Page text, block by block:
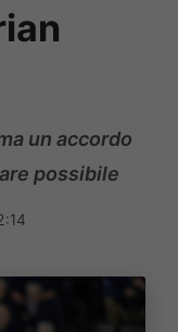
un accordo
possibile